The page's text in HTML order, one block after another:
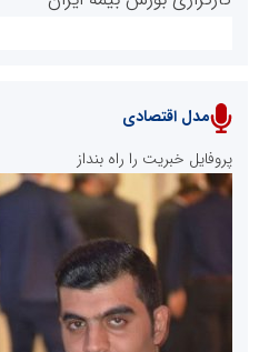
پایگاه خبری نهضت ملی مسکن
سازمان بورس و اوراق بهادار
مرجع اخبار موثق در بازارسرمایه
مدل اقتصادی
پروفایل خبریت را راه بنداز